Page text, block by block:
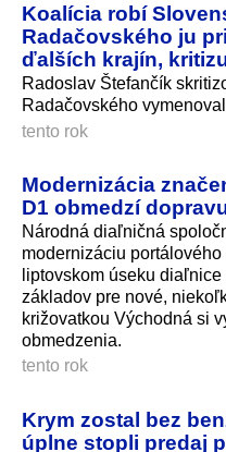
Koalícia robí
Radačovského ju
ďalších krajín,
Radoslav Štefančík
Radačovského
tento rok
Modernizácia
D1 obmedzí
Národná diaľničná
modernizáciu
liptovskom úseku
základov pre nové,
križovatkou Východná si
obmedzenia.
tento rok
Krym zostal bez
úplne stopli predaj